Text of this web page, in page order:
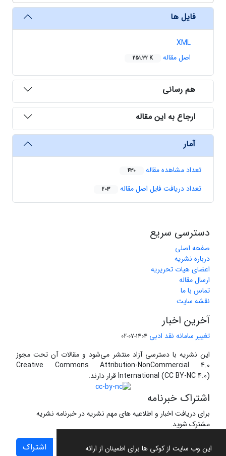
این وب سایت از کوکی ها برای اطمینان از ارائه
فایل ها
XML
اصل مقاله
251.32 K
هم رسانی
ارجاع به این مقاله
آمار
تعداد مشاهده مقاله 430
تعداد دریافت فایل اصل مقاله 203
دسترسی سریع
صفحه اصلی
درباره نشریه
اعضای هیات تحریریه
ارسال مقاله
تماس با ما
نقشه سایت
آخرین اخبار
تغییر سامانه نقد ادبی 1404-07-02
این نشریه با دسترسی آزاد منتشر می‌شود و مقالات آن تحت مجوز
Creative Commons Attribution-NonCommercial 4.0
International (CC BY-NC 4.0) قرار دارند.
اشتراک خبرنامه
برای دریافت اخبار و اطلاعیه های مهم نشریه در خبرنامه نشریه
مشترک شوید.
اشتراک